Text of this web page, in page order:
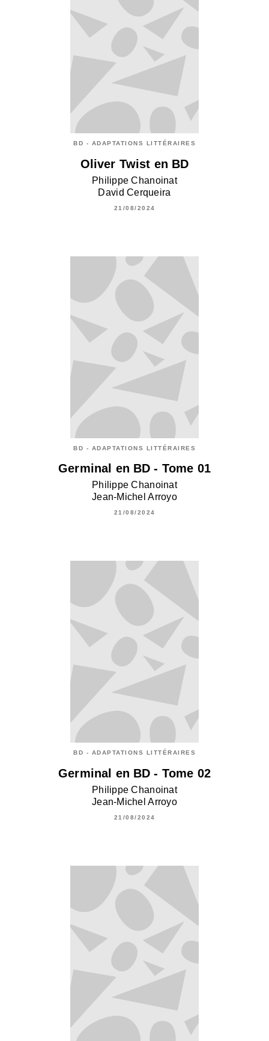
BD - ADAPTATIONS LITTÉRAIRES
Oliver Twist en BD
Philippe Chanoinat
David Cerqueira
21/08/2024
BD - ADAPTATIONS LITTÉRAIRES
Germinal en BD - Tome 01
Philippe Chanoinat
Jean-Michel Arroyo
21/08/2024
BD - ADAPTATIONS LITTÉRAIRES
Germinal en BD - Tome 02
Philippe Chanoinat
Jean-Michel Arroyo
21/08/2024